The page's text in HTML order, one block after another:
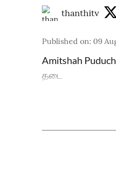
thanthitv
Published on: 09
Amitshah
தடை